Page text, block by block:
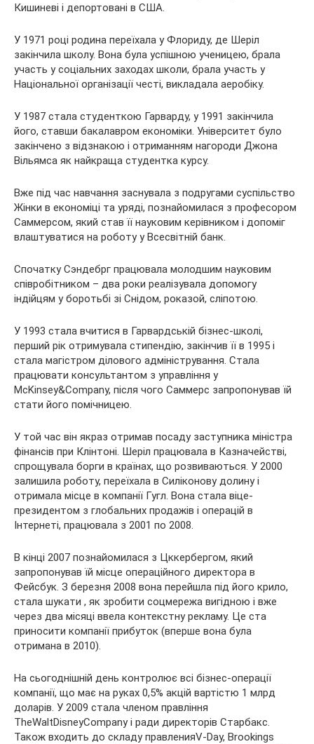
Кишиневі і депортовані в США.
У 1971 році родина переїхала у Флориду, де Шеріл
закінчила школу. Вона була успішною ученицею, брала
участь у соціальних заходах школи, брала участь у
Національної організації честі, викладала аеробіку.
У 1987 стала студенткою Гарварду, у 1991 закінчила
його, ставши бакалавром економіки. Університет було
закінчено з відзнакою і отриманням нагороди Джона
Вільямса як найкраща студентка курсу.
Вже під час навчання заснувала з подругами суспільство
Жінки в економіці та уряді, познайомилася з професором
Саммерсом, який став її науковим керівником і допоміг
влаштуватися на роботу у Всесвітній банк.
Спочатку Сэндебрг працювала молодшим науковим
співробітником – два роки реалізувала допомогу
індійцям у боротьбі зі Снідом, роказой, сліпотою.
У 1993 стала вчитися в Гарвардській бізнес-школі,
перший рік отримувала стипендію, закінчив її в 1995 і
стала магістром ділового адміністрування. Стала
працювати консультантом з управління у
McKinsey&Company, після чого Саммерс запропонував їй
стати його помічницею.
У той час він якраз отримав посаду заступника міністра
фінансів при Клінтоні. Шеріл працювала в Казначействі,
спрощувала борги в країнах, що розвиваються. У 2000
залишила роботу, переїхала в Силіконову долину і
отримала місце в компанії Гугл. Вона стала віце-
президентом з глобальних продажів і операцій в
Інтернеті, працювала з 2001 по 2008.
В кінці 2007 познайомилася з Цккербергом, який
запропонував їй місце операційного директора в
Фейсбук. З березня 2008 вона перейшла під його крило,
стала шукати , як зробити соцмережа вигідною і вже
через два місяці ввела контекстну рекламу. Це ста
приносити компанії прибуток (вперше вона була
отримана в 2010).
На сьогоднішній день контролює всі бізнес-операції
компанії, що має на руках 0,5% акцій вартістю 1 млрд
доларів. У 2009 стала членом правління
TheWaltDisneyCompany і ради директорів Старбакс.
Також входить до складу правленияV-Day, Brookings